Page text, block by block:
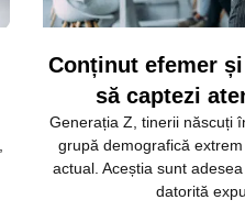
Conținut efemer
să captezi
Generația Z, tinerii născuți
grupă demografică
actual. Aceștia sunt
datorită